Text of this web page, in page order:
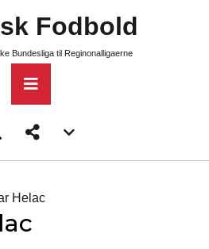
Fodbold
Bundesliga til Reginonalligaerne
Primary
Menu
menu
Helac